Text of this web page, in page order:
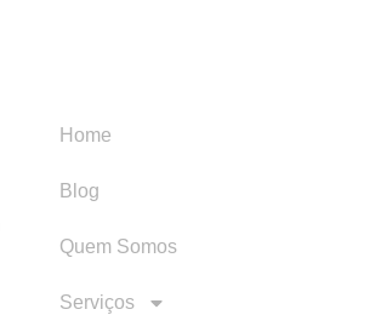
Home
Blog
Quem Somos
Serviços